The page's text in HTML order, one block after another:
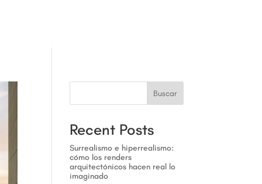
Buscar
Recent Posts
Surrealismo e hiperrealismo:
cómo los renders
arquitectónicos hacen real lo
imaginado